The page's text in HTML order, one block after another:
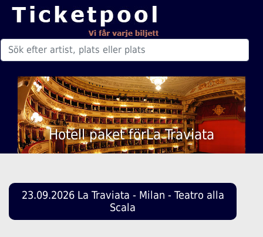
Hotell paket förLa Traviata
23.09.2026 La Traviata - Milan - Teatro alla
Scala